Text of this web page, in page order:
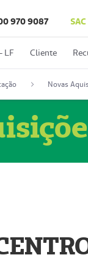
970 9087 SAC
LF Cliente
Novas